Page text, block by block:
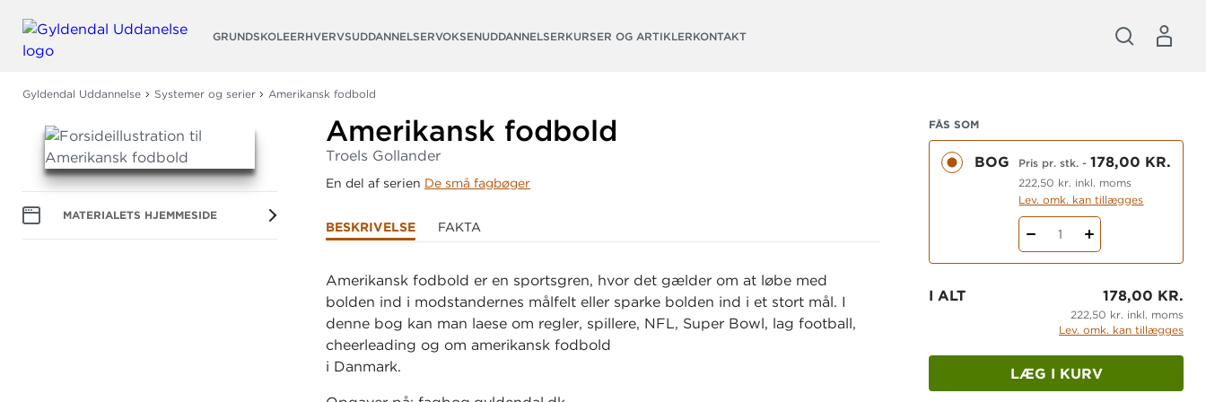
GRUNDSKOLEERHVERVSUDDANNELSERVOKSENUDDANNELSERKURSER OG ARTIKLERKONTAKT
Gyldendal Uddannelse Systemer og serier Amerikansk fodbold
MATERIALETS HJEMMESIDE
Amerikansk fodbold
Troels Gollander
En del af serien De små fagbøger
BESKRIVELSE FAKTA
Amerikansk fodbold er en sportsgren, hvor det gælder om at løbe med
bolden ind i modstandernes målfelt eller sparke bolden ind i et stort mål. I
denne bog kan man laese om regler, spillere, NFL, Super Bowl, lag football,
cheerleading og om amerikansk fodbold
i Danmark.
FÅS SOM
BOG Pris pr. stk. -178,00 KR.
222,50 kr. inkl. moms
Lev. omk. kan tillægges
1
I ALT 178,00 KR.
222,50 kr. inkl. moms
Lev. omk. kan tillægges
LÆG I KURV